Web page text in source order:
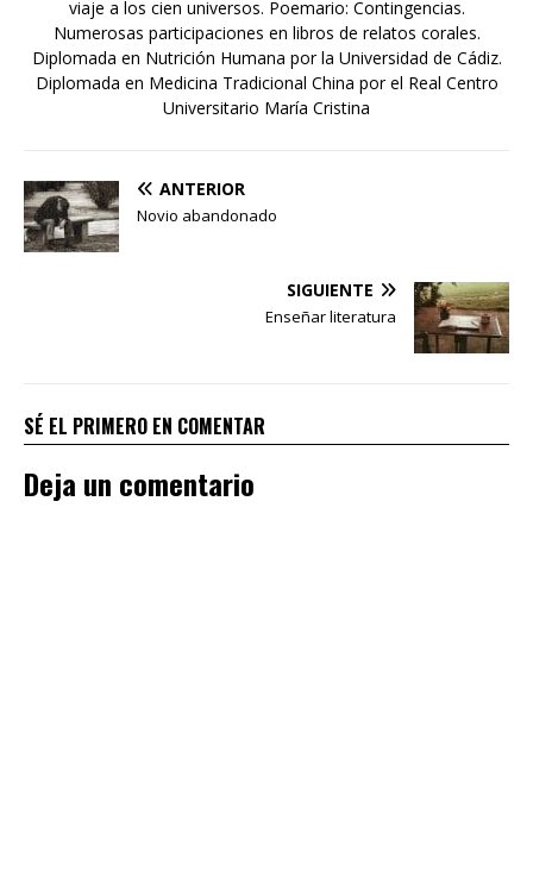
viaje a los cien universos. Poemario: Contingencias.
Numerosas participaciones en libros de relatos corales.
Diplomada en Nutrición Humana por la Universidad de Cádiz.
Diplomada en Medicina Tradicional China por el Real Centro
Universitario María Cristina
ANTERIOR
Novio abandonado
SIGUIENTE
Enseñar literatura
SÉ EL PRIMERO EN COMENTAR
Deja un comentario